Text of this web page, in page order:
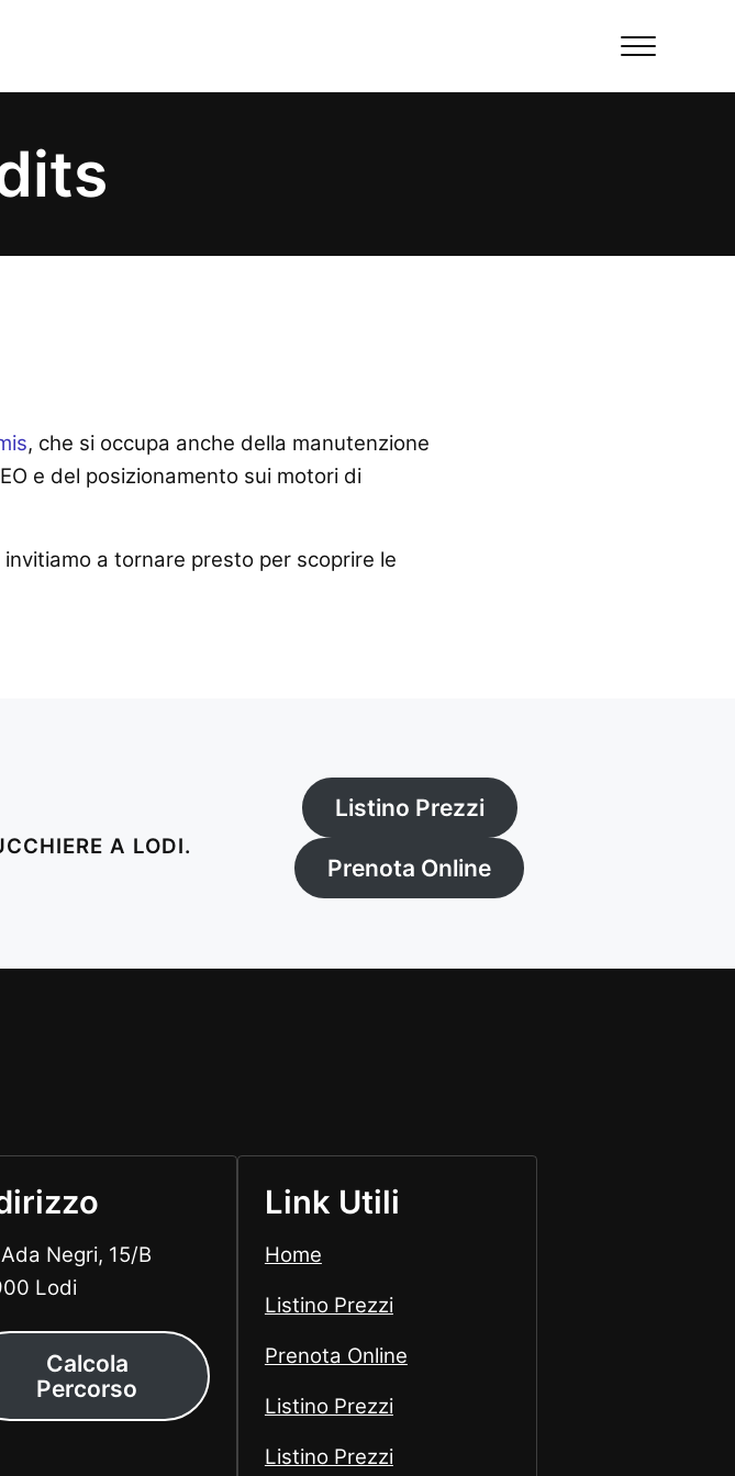
Menu
, che si occupa anche della manutenzione
e del posizionamento sui motori di
a tornare presto per scoprire le
A LODI.
Listino Prezzi
Prenota Online
Negri, 15/B
Lodi
Calcola
Percorso
Link Utili
Home
Listino Prezzi
Prenota Online
Listino Prezzi
Listino Prezzi